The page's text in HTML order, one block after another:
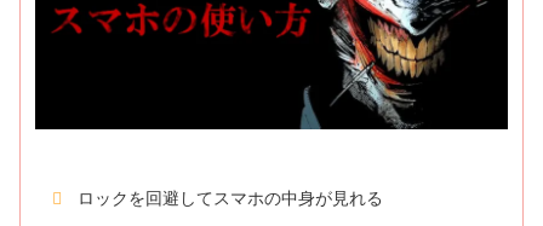
ロックを回避してスマホの中身が見れる